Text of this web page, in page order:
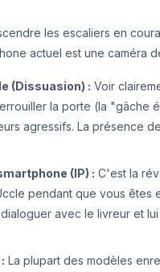
les escaliers en
actuel est une caméra
(Dissuasion) : Voir
la porte (la "gâche
agressifs. La présence
(IP) : C'est la
pendant que vous êtes
avec le livreur et
La plupart des modèles